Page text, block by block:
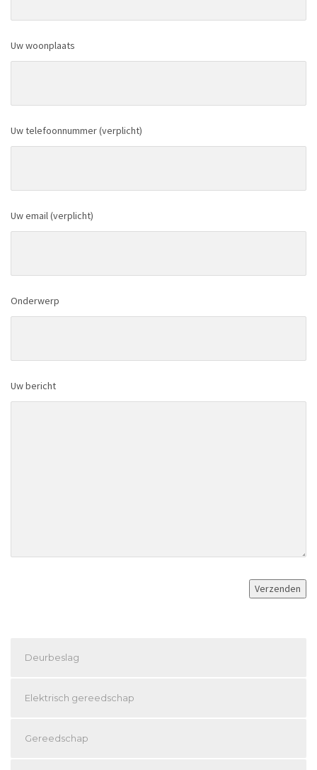
Uw woonplaats
Uw telefoonnummer (verplicht)
Uw email (verplicht)
Onderwerp
Uw bericht
Deurbeslag
Elektrisch gereedschap
Gereedschap